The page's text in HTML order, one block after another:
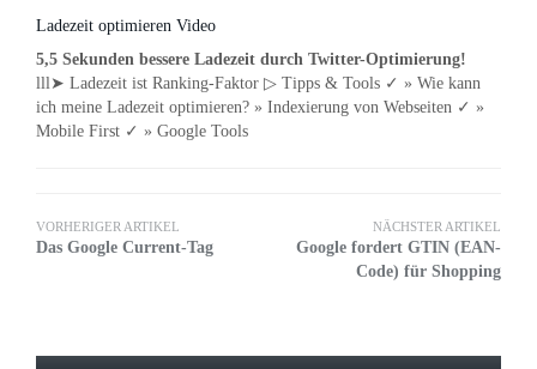
Ladezeit optimieren Video
5,5 Sekunden bessere Ladezeit durch Twitter-Optimierung!
lll➤ Ladezeit ist Ranking-Faktor ▷ Tipps & Tools ✓ » Wie kann
ich meine Ladezeit optimieren? » Indexierung von Webseiten ✓ »
Mobile First ✓ » Google Tools
VORHERIGER ARTIKEL
Das Google Current-Tag
NÄCHSTER ARTIKEL
Google fordert GTIN (EAN-
Code) für Shopping